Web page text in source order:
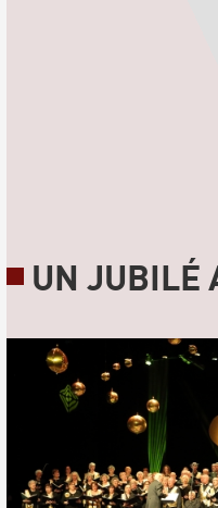
UN JUBILÉ